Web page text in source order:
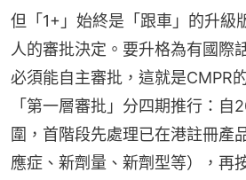
但「1+」始終是「跟車」的升
人的審批決定。要升格為有國際
必須能自主審批，這就是CMPR
「第一層審批」分四期推行：
圍，首階段先處理已在港註冊產
應症、新劑量、新劑型等），再